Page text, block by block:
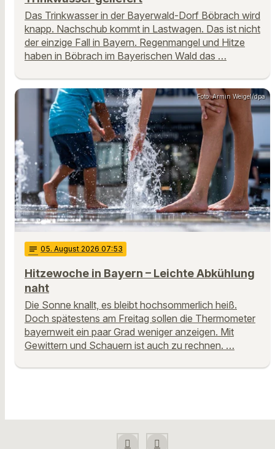
Das Trinkwasser in der Bayerwald-Dorf Böbrach wird
knapp. Nachschub kommt in Lastwagen. Das ist nicht
der einzige Fall in Bayern. Regenmangel und Hitze
haben in Böbrach im Bayerischen Wald das …
Foto: Armin Weigel/dpa
notes 05. August 2026 07:53
Hitzewoche in Bayern – Leichte Abkühlung
naht
Die Sonne knallt, es bleibt hochsommerlich heiß.
Doch spätestens am Freitag sollen die Thermometer
bayernweit ein paar Grad weniger anzeigen. Mit
Gewittern und Schauern ist auch zu rechnen. …